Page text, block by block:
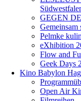
GEGEN
Gemeinsam
Pelmke
eXhibition
Flow and
Geek Days
Kino Babylon
Open Air